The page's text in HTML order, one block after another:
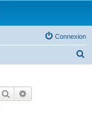
Connexion
Rechercher